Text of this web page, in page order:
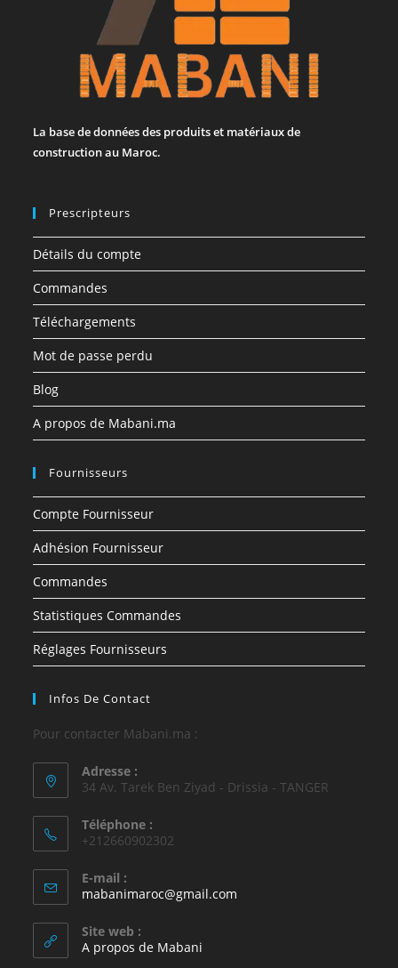
La base de données des produits et matériaux de
construction au Maroc.
Prescripteurs
Détails du compte
Commandes
Téléchargements
Mot de passe perdu
Blog
A propos de Mabani.ma
Fournisseurs
Compte Fournisseur
Adhésion Fournisseur
Commandes
Statistiques Commandes
Réglages Fournisseurs
Infos De Contact
Pour contacter Mabani.ma :
Adresse :
34 Av. Tarek Ben Ziyad - Drissia - TANGER
Téléphone :
+212660902302
E-mail :
mabanimaroc@gmail.com
Site web :
A propos de Mabani